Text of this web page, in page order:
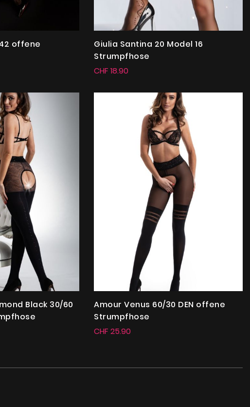
offene
Giulia Santina 20 Model 16
Strumpfhose
CHF 18.90
Black 30/60
Amour Venus 60/30 DEN offene
Strumpfhose
CHF 25.90